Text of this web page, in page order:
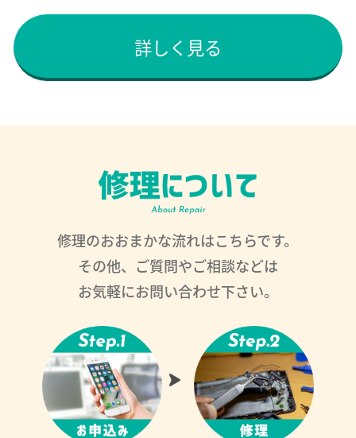
詳しく見る
修理のおおまかな流れはこちらです。
その他、ご質問やご相談などは
お気軽にお問い合わせ下さい。